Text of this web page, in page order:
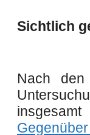
Sichtlich
Nach den